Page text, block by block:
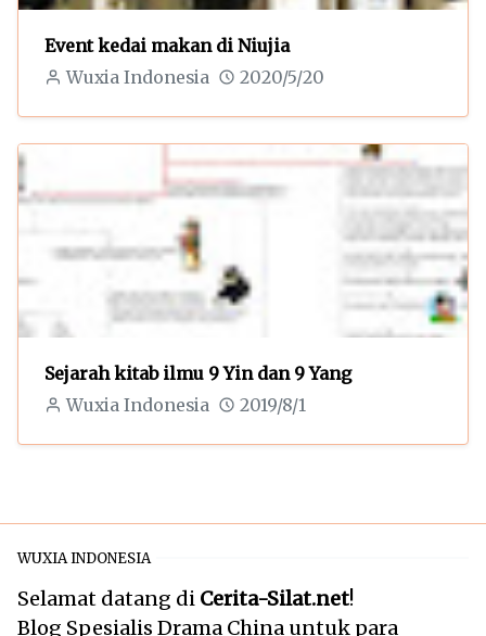
Event kedai makan di Niujia
Wuxia Indonesia 2020/5/20
Sejarah kitab ilmu 9 Yin dan 9 Yang
Wuxia Indonesia 2019/8/1
WUXIA INDONESIA
Selamat datang di Cerita-Silat.net!
Blog Spesialis Drama China untuk para